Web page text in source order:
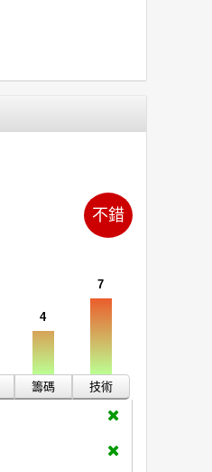
不錯
4
籌碼
7
技術